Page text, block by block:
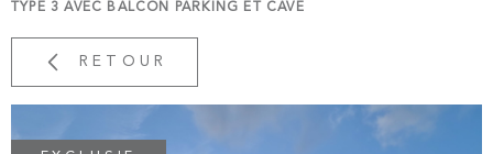
TYPE 3 AVEC BALCON PARKING ET CAVE
RETOUR